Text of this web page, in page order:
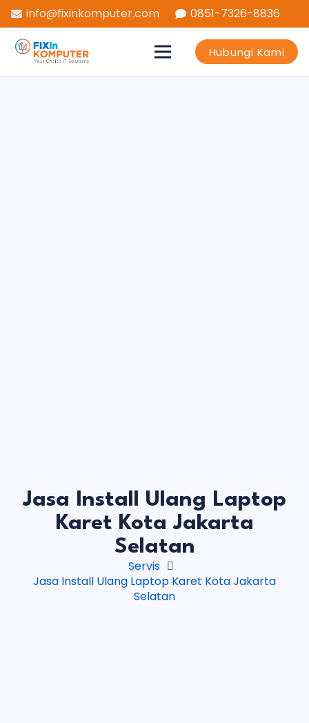
info@fixinkomputer.com 0851-7326-8836
Hubungi Kami
Jasa Install Ulang Laptop
Karet Kota Jakarta
Selatan
Servis
Jasa Install Ulang Laptop Karet Kota Jakarta
Selatan